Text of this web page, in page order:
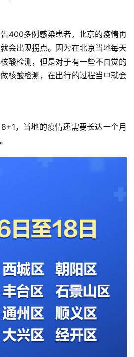
400多例感染患者，北京的疫情再
会出现拐点。因为在北京当地每天
酸检测，但是对于有一些不自觉的
核酸检测，在出行的过程当中就会
，当地的疫情还需要长达一个月